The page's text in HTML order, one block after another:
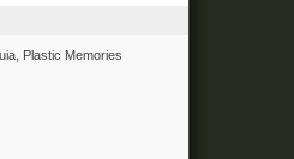
Plastic Memories